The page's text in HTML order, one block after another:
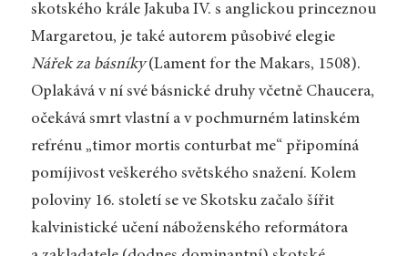
skotského krále Jakuba IV. s anglickou princeznou
Margaretou, je také autorem působivé elegie
Nářek za básníky(Lament for the Makars, 1508).
Oplakává v ní své básnické druhy včetně Chaucera,
očekává smrt vlastní a v pochmurném latinském
refrénu „timor mortis conturbat me“ připomíná
pomíjivost veškerého světského snažení. Kolem
poloviny 16. století se ve Skotsku začalo šířit
kalvinistické učení náboženského reformátora